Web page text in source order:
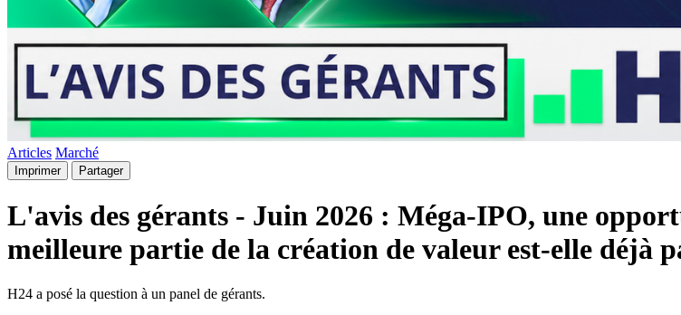
Articles Marché
Imprimer Partager
L'avis des gérants - Juin 2026 : Méga-IPO, une
meilleure partie de la création de valeur est-elle déjà
H24 a posé la question à un panel de gérants.